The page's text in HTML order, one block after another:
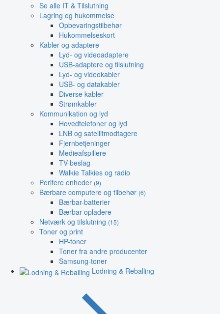
Se alle IT & Tilslutning
Lagring og hukommelse
Opbevaringstilbehør
Hukommelseskort
Kabler og adaptere
Lyd- og videoadaptere
USB-adaptere og tilslutning
Lyd- og videokabler
USB- og datakabler
Diverse kabler
Strømkabler
Kommunikation og lyd
Hovedtelefoner og lyd
LNB og satellitmodtagere
Fjernbetjeninger
Medieafspillere
TV-beslag
Walkie Talkies og radio
Perifere enheder (9)
Bærbare computere og tilbehør (6)
Bærbar-batterier
Bærbar-opladere
Netværk og tilslutning (15)
Toner og print
HP-toner
Toner fra andre producenter
Samsung-toner
Lodning & Reballing